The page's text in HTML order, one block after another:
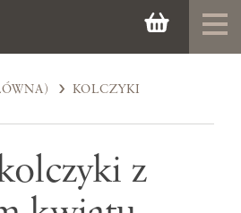
KOLCZYKI
z